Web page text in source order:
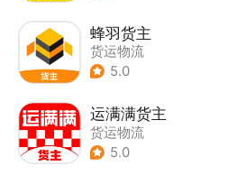
蜂羽货主
货运物流
5.0
运满满货主
货运物流
5.0